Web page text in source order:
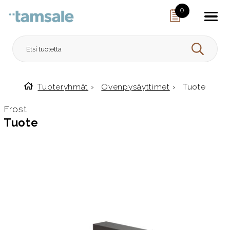
0
HAE
Etusivulle
Tuoteryhmät › Ovenpysäyttimet › Tuote
Frost
Tuote